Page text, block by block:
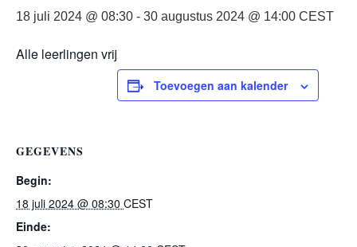
18 juli 2024 @ 08:30 - 30 augustus 2024 @ 14:00 CEST
Alle leerlingen vrij
Toevoegen aan kalender
GEGEVENS
Begin:
18 juli 2024 @ 08:30 CEST
Einde: